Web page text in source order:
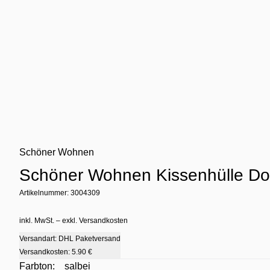
Schöner Wohnen
Schöner Wohnen Kissenhülle
Artikelnummer: 3004309
inkl. MwSt. – exkl. Versandkosten
Versandart: DHL Paketversand
Versandkosten: 5.90 €
Farbton: salbei